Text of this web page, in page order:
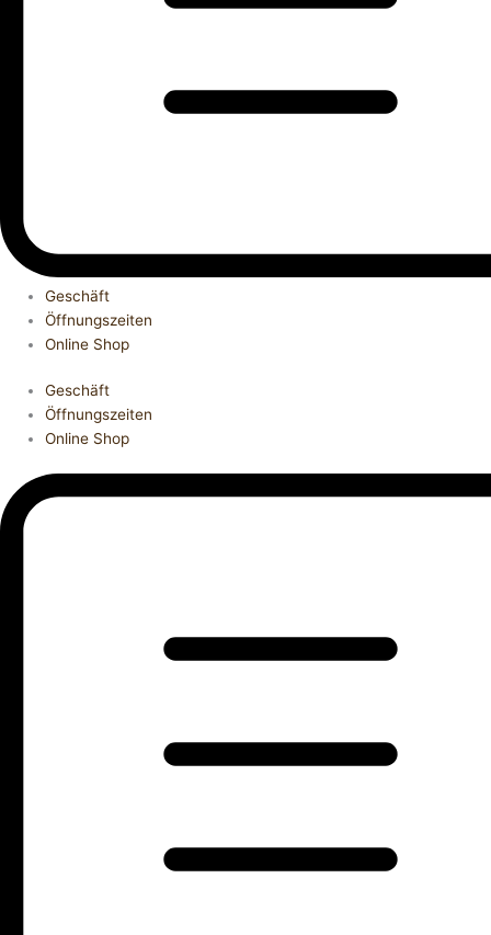
Geschäft
Öffnungszeiten
Online Shop
Geschäft
Öffnungszeiten
Online Shop